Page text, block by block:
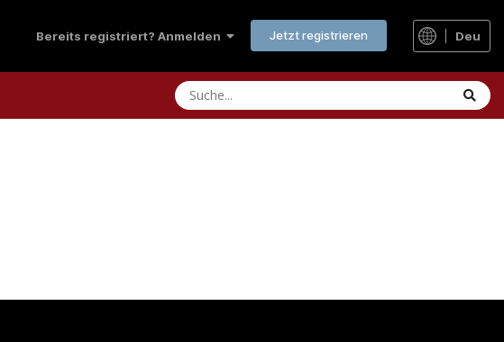
Bereits registriert? Anmelden Jetzt registrieren Deu